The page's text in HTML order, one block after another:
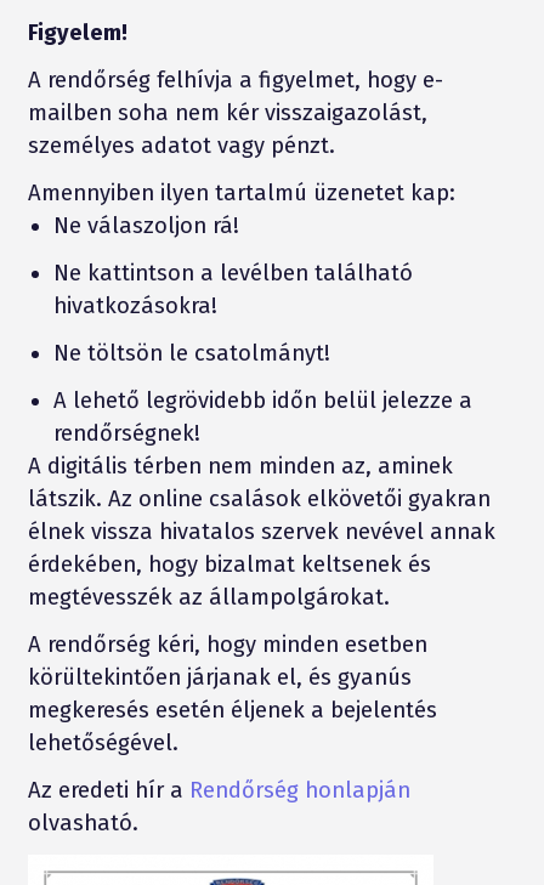
Figyelem!
A rendőrség felhívja a figyelmet, hogy e-
mailben soha nem kér visszaigazolást,
személyes adatot vagy pénzt.
Amennyiben ilyen tartalmú üzenetet kap:
Ne válaszoljon rá!
Ne kattintson a levélben található
hivatkozásokra!
Ne töltsön le csatolmányt!
A lehető legrövidebb időn belül jelezze a
rendőrségnek!
A digitális térben nem minden az, aminek
látszik. Az online csalások elkövetői gyakran
élnek vissza hivatalos szervek nevével annak
érdekében, hogy bizalmat keltsenek és
megtévesszék az állampolgárokat.
A rendőrség kéri, hogy minden esetben
körültekintően járjanak el, és gyanús
megkeresés esetén éljenek a bejelentés
lehetőségével.
Az eredeti hír a Rendőrség honlapján
olvasható.